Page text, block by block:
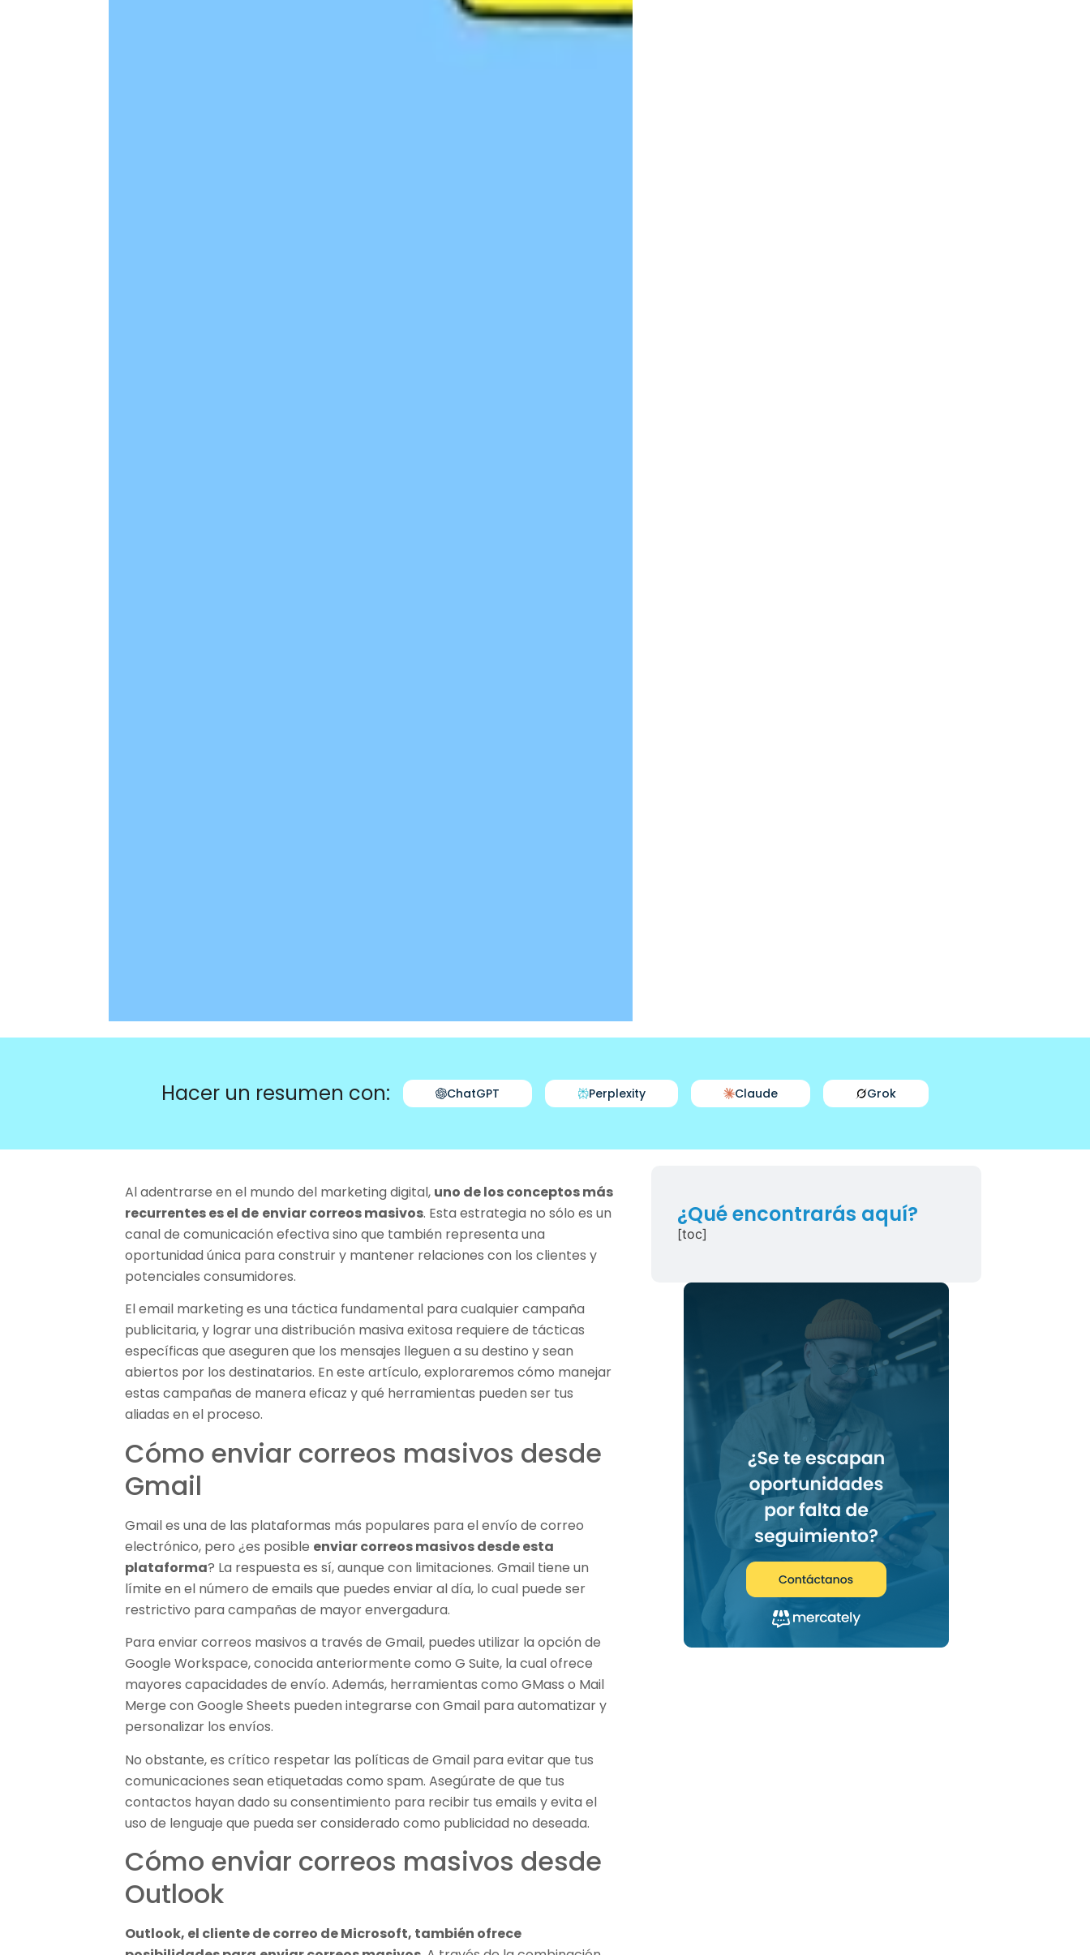
Hacer un resumen con: ChatGPT Perplexity Claude Grok
Al adentrarse en el mundo del marketing digital, uno de los conceptos más
recurrentes es el de enviar correos masivos. Esta estrategia no sólo es un
canal de comunicación efectiva sino que también representa una
oportunidad única para construir y mantener relaciones con los clientes y
potenciales consumidores.
El email marketing es una táctica fundamental para cualquier campaña
publicitaria, y lograr una distribución masiva exitosa requiere de tácticas
específicas que aseguren que los mensajes lleguen a su destino y sean
abiertos por los destinatarios. En este artículo, exploraremos cómo manejar
estas campañas de manera eficaz y qué herramientas pueden ser tus
aliadas en el proceso.
Cómo enviar correos masivos desde
Gmail
Gmail es una de las plataformas más populares para el envío de correo
electrónico, pero ¿es posible enviar correos masivos desde esta
plataforma? La respuesta es sí, aunque con limitaciones. Gmail tiene un
límite en el número de emails que puedes enviar al día, lo cual puede ser
restrictivo para campañas de mayor envergadura.
Para enviar correos masivos a través de Gmail, puedes utilizar la opción de
Google Workspace, conocida anteriormente como G Suite, la cual ofrece
mayores capacidades de envío. Además, herramientas como GMass o Mail
Merge con Google Sheets pueden integrarse con Gmail para automatizar y
personalizar los envíos.
No obstante, es crítico respetar las políticas de Gmail para evitar que tus
comunicaciones sean etiquetadas como spam. Asegúrate de que tus
contactos hayan dado su consentimiento para recibir tus emails y evita el
uso de lenguaje que pueda ser considerado como publicidad no deseada.
Cómo enviar correos masivos desde
Outlook
Outlook, el cliente de correo de Microsoft, también ofrece
¿Qué encontrarás aquí?
[toc]